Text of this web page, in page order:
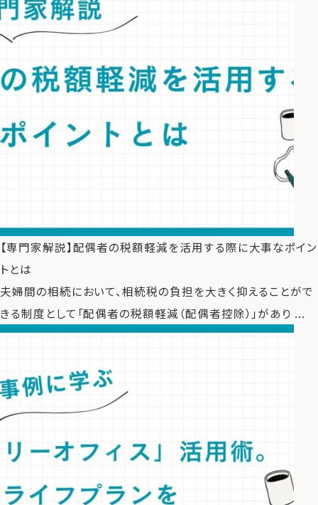
【専門家解説】配偶者の税額軽減を活用する際に大事なポイン
トとは
夫婦間の相続において、相続税の負担を大きく抑えることがで
きる制度として「配偶者の税額軽減（配偶者控除）」があり ...